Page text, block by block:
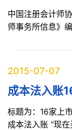
中国注册会计师
师事务所信息》
2015-07-07
成本法入账
标题为：16家上
成本法入账 “现